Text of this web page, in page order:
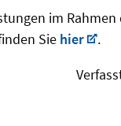
im Rahmen
Sie hier
.